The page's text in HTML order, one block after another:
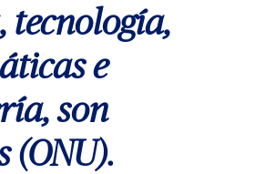
tecnología,
e
son
(ONU).